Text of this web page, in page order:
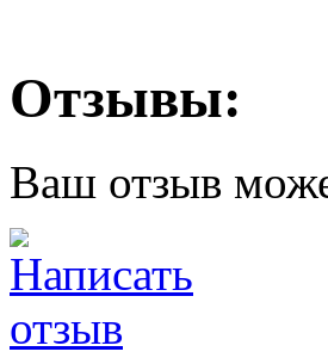
Отзывы:
Ваш отзыв